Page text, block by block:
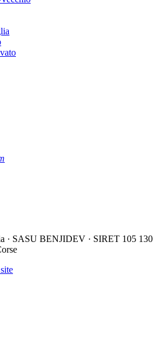
· SASU BENJIDEV · SIRET 105 130